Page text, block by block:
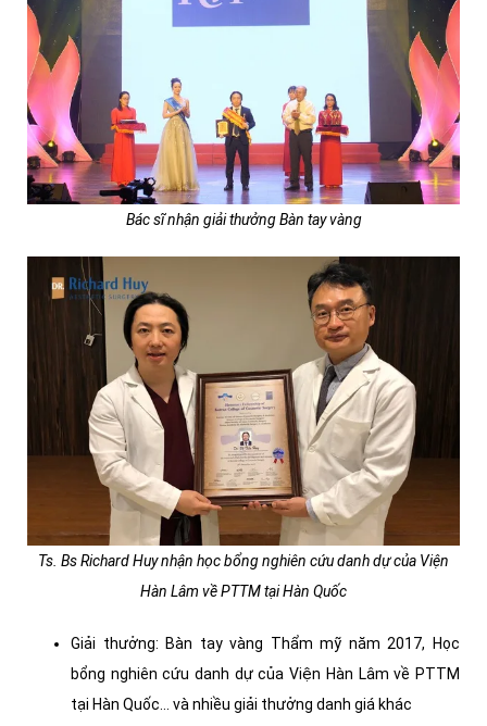
Bác sĩ nhận giải thưởng Bàn tay vàng
Ts. Bs Richard Huy nhận học bổng nghiên cứu danh dự của Viện
Hàn Lâm về PTTM tại Hàn Quốc
Giải thưởng: Bàn tay vàng Thẩm mỹ năm 2017, Học
bổng nghiên cứu danh dự của Viện Hàn Lâm về PTTM
tại Hàn Quốc... và nhiều giải thưởng danh giá khác